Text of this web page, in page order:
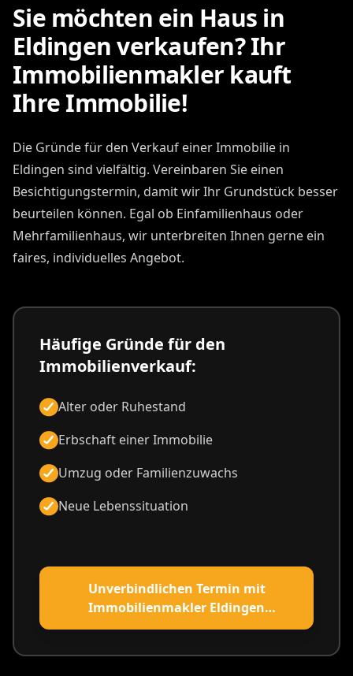
Sie möchten ein Haus in
Eldingen verkaufen? Ihr
Immobilienmakler kauft
Ihre Immobilie!
Die Gründe für den Verkauf einer Immobilie in
Eldingen sind vielfältig. Vereinbaren Sie einen
Besichtigungstermin, damit wir Ihr Grundstück besser
beurteilen können. Egal ob Einfamilienhaus oder
Mehrfamilienhaus, wir unterbreiten Ihnen gerne ein
faires, individuelles Angebot.
Häufige Gründe für den
Immobilienverkauf:
Alter oder Ruhestand
Erbschaft einer Immobilie
Umzug oder Familienzuwachs
Neue Lebenssituation
Unverbindlichen Termin mit
Immobilienmakler Eldingen
vereinbaren